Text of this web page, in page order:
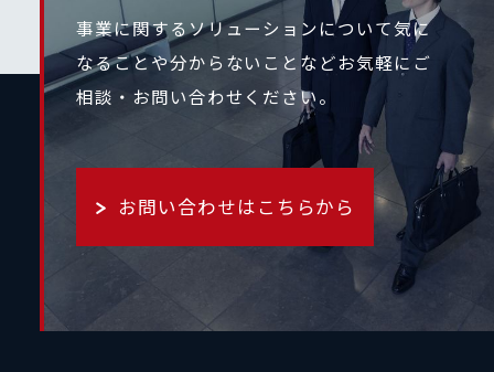
事業に関するソリューションについて気に
なることや分からないことなどお気軽にご
相談・お問い合わせください。
お問い合わせはこちらから